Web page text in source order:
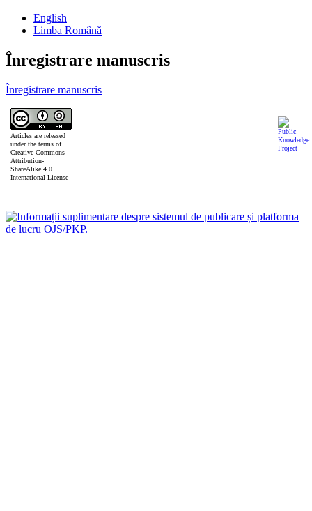
English
Limba Română
Înregistrare manuscris
Înregistrare manuscris
Articles are released
under the terms of
Creative Commons
Attribution-
ShareAlike 4.0
International License